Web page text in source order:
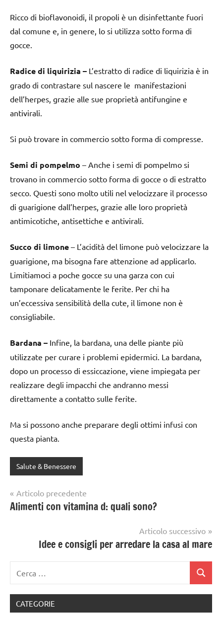
Ricco di bioflavonoidi, il propoli è un disinfettante fuori
dal comune e, in genere, lo si utilizza sotto forma di
gocce.
Radice di liquirizia – L’estratto di radice di liquirizia è in
grado di contrastare sul nascere le manifestazioni
dell’herpes, grazie alle sue proprietà antifungine e
antivirali.
Si può trovare in commercio sotto forma di compresse.
Semi di pompelmo – Anche i semi di pompelmo si
trovano in commercio sotto forma di gocce o di estratto
secco. Questi sono molto utili nel velocizzare il processo
di guarigione dall’herpes, grazie alle loro proprietà
antimicotiche, antisettiche e antivirali.
Succo di limone – L’acidità del limone può velocizzare la
guarigione, ma bisogna fare attenzione ad applicarlo.
Limitiamoci a poche gocce su una garza con cui
tamponare delicatamente le ferite. Per chi ha
un’eccessiva sensibilità della cute, il limone non è
consigliabile.
Bardana – Infine, la bardana, una delle piante più
utilizzate per curare i problemi epidermici. La bardana,
dopo un processo di essiccazione, viene impiegata per
realizzare degli impacchi che andranno messi
direttamente a contatto sulle ferite.
Ma si possono anche preparare degli ottimi infusi con
questa pianta.
Salute & Benessere
Navigazione
articoli
Articolo precedente
Alimenti con vitamina d: quali sono?
Articolo successivo
Idee e consigli per arredare la casa al mare
per:
Cerca
CATEGORIE